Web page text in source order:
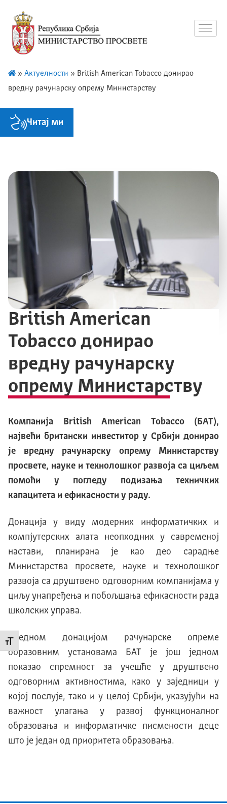
Промени величину слова
» Актуелности » British American Tobacco донирао
вредну рачунарску опрему Министарству
Читај ми
British American
Tobacco донирао
вредну рачунарску
опрему Министарству
Компанија British American Tobacco (БАТ),
највећи британски инвеститор у Србији донирао
је вредну рачунарску опрему Министарству
просвете, науке и технолошког развоја са циљем
помоћи у погледу подизања техничких
капацитета и ефикасности у раду.
Донација у виду модерних информатичких и
компјутерских алата неопходних у савременој
настави, планирана је као део сарадње
Министарства просвете, науке и технолошког
развоја са друштвено одговорним компанијама у
циљу унапређења и побољшања ефикасности рада
школских управа.
Вредном донацијом рачунарске опреме
образовним установама БАТ је још једном
показао спремност за учешће у друштвено
одговорним активностима, како у заједници у
којој послује, тако и у целој Србији, указујући на
важност улагања у развој функционалног
образовања и информатичке писмености деце
што је један од приоритета образовања.